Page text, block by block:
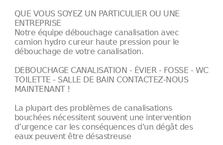
QUE VOUS SOYEZ UN PARTICULIER OU UNE
ENTREPRISE
Notre équipe débouchage canalisation avec
camion hydro cureur haute pression pour le
débouchage de votre canalisation.
DEBOUCHAGE CANALISATION - ÉVIER - FOSSE - WC
TOILETTE - SALLE DE BAIN CONTACTEZ-NOUS
MAINTENANT !
La plupart des problèmes de canalisations
bouchées nécessitent souvent une intervention
d’urgence car les conséquences d'un dégât des
eaux peuvent être désastreuse